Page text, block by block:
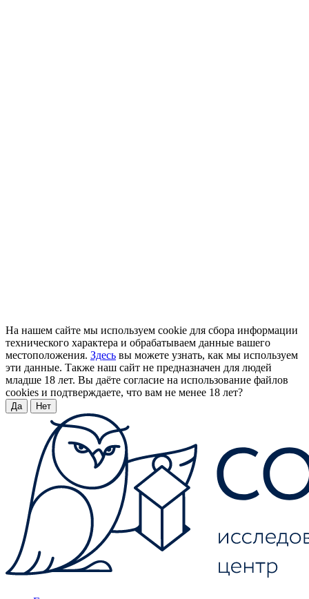
На нашем сайте мы используем cookie для сбора информации
технического характера и обрабатываем данные вашего
местоположения. Здесь вы можете узнать, как мы используем
эти данные. Также наш сайт не предназначен для людей
младше 18 лет. Вы даёте согласие на использование файлов
cookies и подтверждаете, что вам не менее 18 лет?
Да Нет